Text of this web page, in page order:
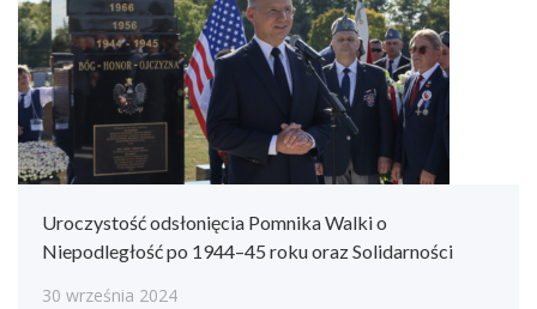
Uroczystość odsłonięcia Pomnika Walki o
Niepodległość po 1944–45 roku oraz Solidarności
30 września 2024